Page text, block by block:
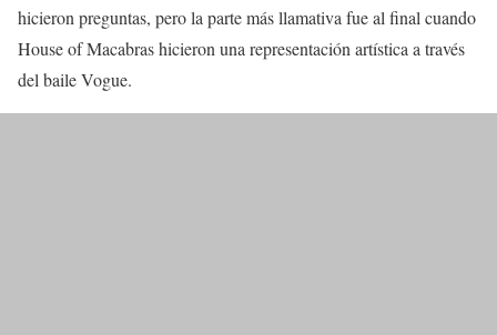
hicieron preguntas, pero la parte más llamativa fue al final cuando
House of Macabras hicieron una representación artística a través
del baile Vogue.